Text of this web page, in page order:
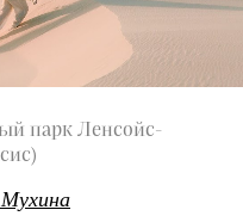
парк Ленсойс-